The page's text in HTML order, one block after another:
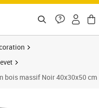
bois massif Noir 40x30x50 cm